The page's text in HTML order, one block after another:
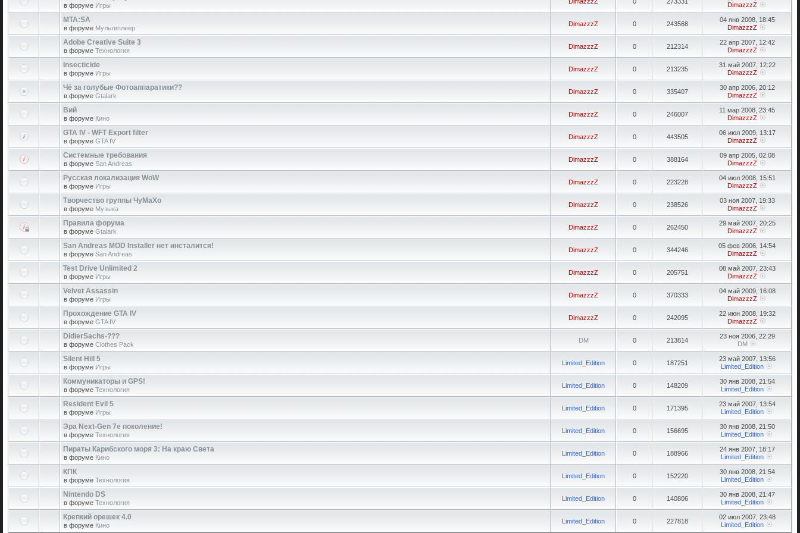
в форуме Игры
DimazzzZ
MTA:SA
в форуме Мультиплеер
DimazzzZ 0 243568
04 янв 2008, 18:45
DimazzzZ
Adobe Creative Suite 3
в форуме Технология
DimazzzZ 0 212314
22 апр 2007, 12:42
DimazzzZ
Insecticide
в форуме Игры
DimazzzZ 0 213235
31 май 2007, 12:22
DimazzzZ
Чё за голубые Фотоаппаратики??
в форуме Gtalark
DimazzzZ 0 335407
30 апр 2006, 20:12
DimazzzZ
Вий
в форуме Кино
DimazzzZ 0 246007
11 мар 2008, 23:45
DimazzzZ
GTA IV - WFT Export filter
в форуме GTA IV
DimazzzZ 0 443505
06 июл 2009, 13:17
DimazzzZ
Системные требования
в форуме San Andreas
DimazzzZ 0 388164
09 апр 2005, 02:08
DimazzzZ
Русская локализация WoW
в форуме Игры
DimazzzZ 0 223228
04 июл 2008, 15:51
DimazzzZ
Творчество группы ЧуМаХо
в форуме Музыка
DimazzzZ 0 238526
03 ноя 2007, 19:33
DimazzzZ
Правила форума
в форуме Gtalark
DimazzzZ 0 262450
29 май 2007, 20:25
DimazzzZ
San Andreas MOD Installer нет инсталится!
в форуме San Andreas
DimazzzZ 0 344246
05 фев 2006, 14:54
DimazzzZ
Test Drive Unlimited 2
в форуме Игры
DimazzzZ 0 205751
08 май 2007, 23:43
DimazzzZ
Velvet Assassin
в форуме Игры
DimazzzZ 0 370333
04 май 2009, 16:08
DimazzzZ
Прохождение GTA IV
в форуме GTA IV
DimazzzZ 0 242095
22 июн 2008, 19:32
DimazzzZ
DidierSachs-???
в форуме Clothes Pack
DM 0 213814
23 ноя 2006, 22:29
DM
Silent Hill 5
в форуме Игры
Limited_Edition 0 187251
23 май 2007, 13:56
Limited_Edition
Коммуникаторы и GPS!
в форуме Технология
Limited_Edition 0 148209
30 янв 2008, 21:54
Limited_Edition
Resident Evil 5
в форуме Игры
Limited_Edition 0 171395
23 май 2007, 13:54
Limited_Edition
Эра Next-Gen 7е поколение!
в форуме Технология
Limited_Edition 0 156695
30 янв 2008, 21:50
Limited_Edition
Пираты Карибского моря 3: На краю Света
в форуме Кино
Limited_Edition 0 188966
24 янв 2007, 18:17
Limited_Edition
КПК
в форуме Технология
Limited_Edition 0 152220
30 янв 2008, 21:54
Limited_Edition
Nintendo DS
в форуме Технология
Limited_Edition 0 140806
30 янв 2008, 21:47
Limited_Edition
Крепкий орешек 4.0
в форуме Кино
Limited_Edition 0 227818
02 июл 2007, 23:48
Limited_Edition